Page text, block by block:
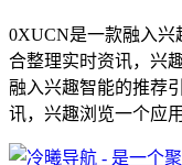
0XUCN是一款融入兴
合整理实时资讯，兴
融入兴趣智能的推荐
讯，兴趣浏览一个应